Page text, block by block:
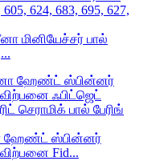
மினியேச்சர் பால்
ஹேண்ட் ஸ்பின்னர்
Fid...